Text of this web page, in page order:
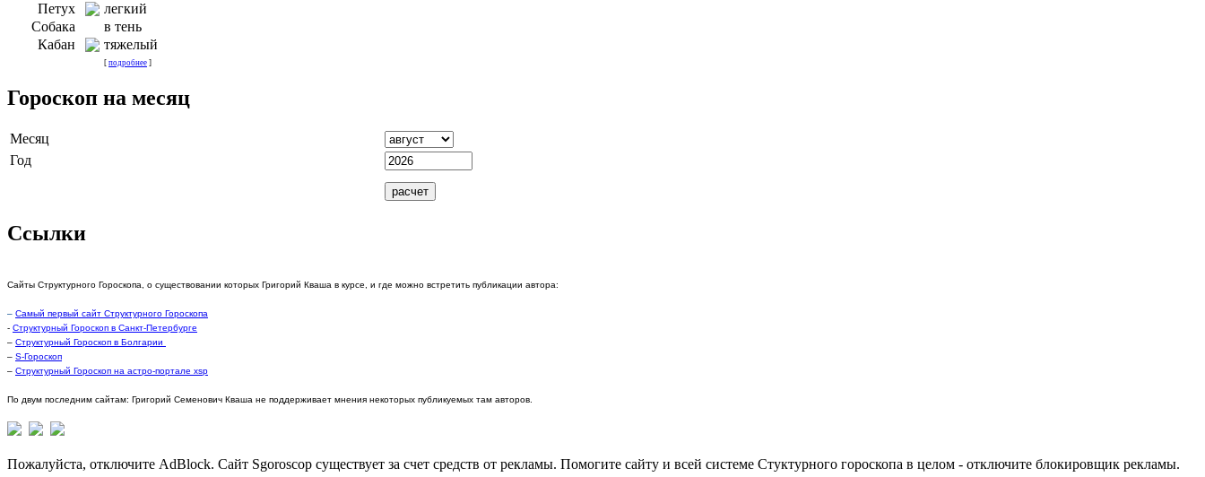
Петух
легкий
Собака
в тень
Кабан
тяжелый
[ подробнее ]
Гороскоп на месяц
Месяц
Год
Ссылки
Сайты Структурного Гороскопа, о существовании которых Григорий Кваша в курсе, и где можно встретить публикации автора:
– Самый первый сайт Структурного Гороскопа
- Структурный Гороскоп в Санкт-Петербурге
– Структурный Гороскоп в Болгарии
– S-Гороскоп
– Структурный Гороскоп на астро-портале xsp
По двум последним сайтам: Григорий Семенович Кваша не поддерживает мнения некоторых публикуемых там авторов.
Пожалуйста, отключите AdBlock. Сайт Sgoroscop существует за счет средств от рекламы. Помогите сайту и всей системе Стуктурного гороскопа в целом - отключите блокировщик рекламы.